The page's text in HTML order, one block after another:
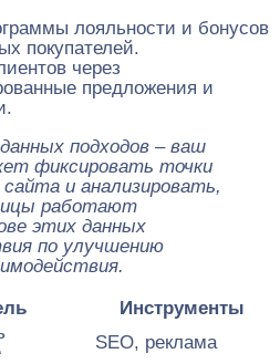
лояльности и бонусов
покупателей.
через
предложения и
подходов – ваш
фиксировать точки
и анализировать,
работают
этих данных
по улучшению
Инструменты
SEO, реклама